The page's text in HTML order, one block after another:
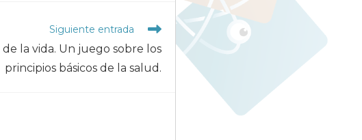
Siguiente entrada
de la vida. Un juego sobre los
principios básicos de la salud.